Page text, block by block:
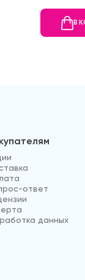
В
ответ
данных